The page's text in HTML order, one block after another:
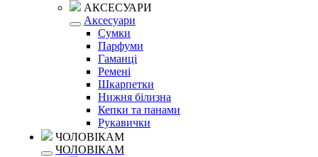
АКСЕСУАРИ
Аксесуари
Сумки
Парфуми
Гаманці
Ремені
Шкарпетки
Нижня білизна
Кепки та панами
Рукавички
ЧОЛОВІКАМ
ЧОЛОВІКАМ